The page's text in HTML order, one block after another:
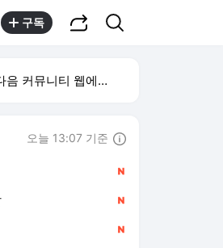
구독
뮤니티 웹에서 보기
오늘 13:07 기준